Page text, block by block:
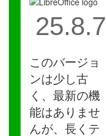
25.8.7
このバージョ
ンは少し古
く、最新の機
能はありませ
んが、長くテ